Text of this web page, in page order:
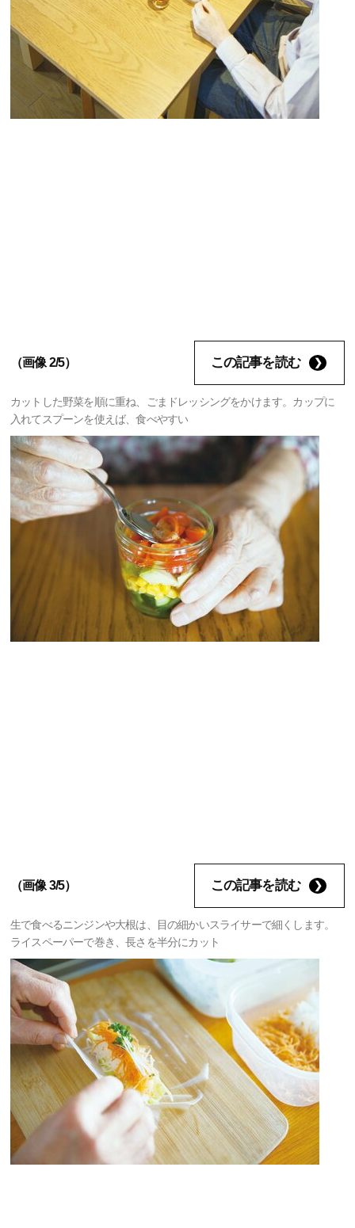
（画像 2/5） この記事を読む
カットした野菜を順に重ね、ごまドレッシングをかけます。カップに
入れてスプーンを使えば、食べやすい
（画像 3/5） この記事を読む
生で食べるニンジンや大根は、目の細かいスライサーで細くします。
ライスペーパーで巻き、長さを半分にカット